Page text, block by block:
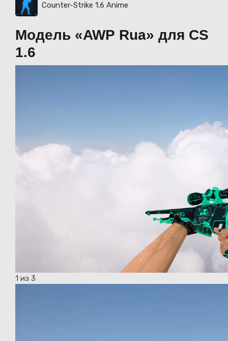
Counter-Strike 1.6 Anime
Модель «AWP Rua» для CS
1.6
1 из 3